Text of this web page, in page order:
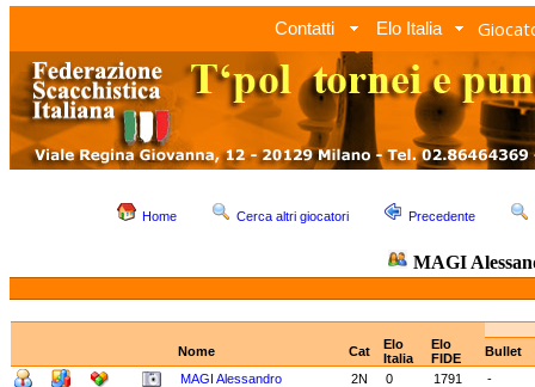
Contatti Elo Italia
Home Cerca altri giocatori Precedente
MAGI
Nome Cat
Elo
Italia
Elo
FIDE
Bullet
MAGI Alessandro
2N 0 1791
-